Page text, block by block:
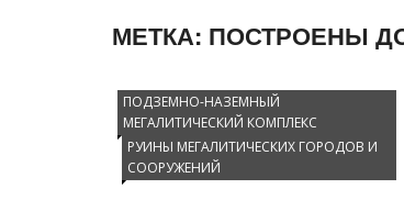
МЕТКА: ПОСТРОЕНЫ
ПОДЗЕМНО-НАЗЕМНЫЙ
МЕГАЛИТИЧЕСКИЙ КОМПЛЕКС
РУИНЫ МЕГАЛИТИЧЕСКИХ ГОРОДОВ И
СООРУЖЕНИЙ